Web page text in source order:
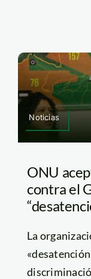
Noticias
ONU
contra el
La